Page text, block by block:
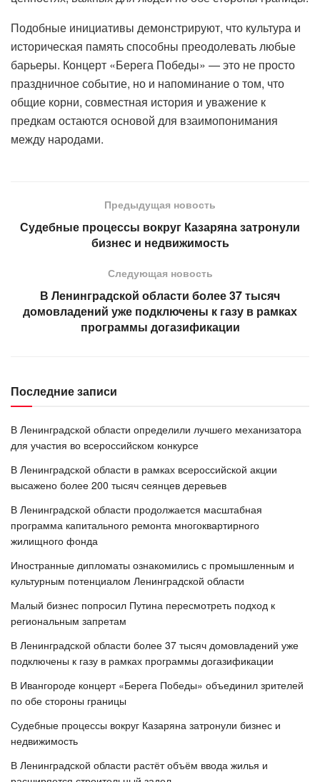
Подобные инициативы демонстрируют, что культура и
историческая память способны преодолевать любые
барьеры. Концерт «Берега Победы» — это не просто
праздничное событие, но и напоминание о том, что
общие корни, совместная история и уважение к
предкам остаются основой для взаимопонимания
между народами.
Предыдущая новость
Судебные процессы вокруг Казаряна затронули
бизнес и недвижимость
Следующая новость
В Ленинградской области более 37 тысяч
домовладений уже подключены к газу в рамках
программы догазификации
Последние записи
В Ленинградской области определили лучшего механизатора
для участия во всероссийском конкурсе
В Ленинградской области в рамках всероссийской акции
высажено более 200 тысяч сеянцев деревьев
В Ленинградской области продолжается масштабная
программа капитального ремонта многоквартирного
жилищного фонда
Иностранные дипломаты ознакомились с промышленным и
культурным потенциалом Ленинградской области
Малый бизнес попросил Путина пересмотреть подход к
региональным запретам
В Ленинградской области более 37 тысяч домовладений уже
подключены к газу в рамках программы догазификации
В Ивангороде концерт «Берега Победы» объединил зрителей
по обе стороны границы
Судебные процессы вокруг Казаряна затронули бизнес и
недвижимость
В Ленинградской области растёт объём ввода жилья и